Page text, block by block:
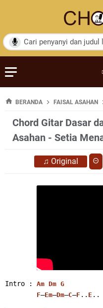
BERANDA FAISAL ASAHAN
Chord Gitar Dasar
Asahan - Setia
♫ Original
Intro : Am Dm G
F–Em–Dm–C–F .. E ..